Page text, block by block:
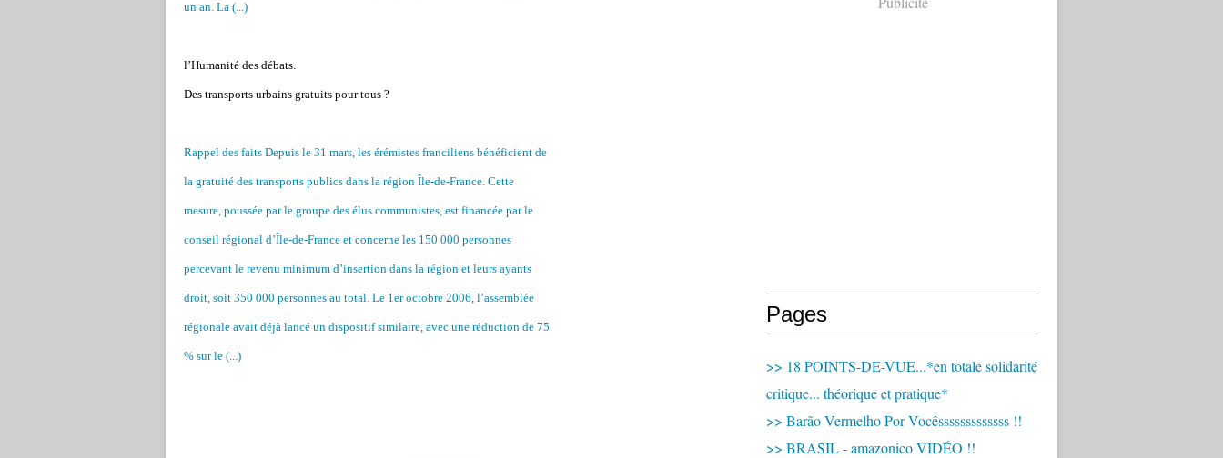
un an. La (...)
l’Humanité des débats.
Des transports urbains gratuits pour tous ?
Rappel des faits Depuis le 31 mars, les érémistes franciliens bénéficient de
la gratuité des transports publics dans la région Île-de-France. Cette
mesure, poussée par le groupe des élus communistes, est financée par le
conseil régional d’Île-de-France et concerne les 150 000 personnes
percevant le revenu minimum d’insertion dans la région et leurs ayants
droit, soit 350 000 personnes au total. Le 1er octobre 2006, l’assemblée
régionale avait déjà lancé un dispositif similaire, avec une réduction de 75
% sur le (...)
Pages
>> 18 POINTS-DE-VUE...*en totale solidarité
critique... théorique et pratique*
>> Barão Vermelho Por Vocêsssssssssssss !!
>> BRASIL - amazonico VIDÉO !!